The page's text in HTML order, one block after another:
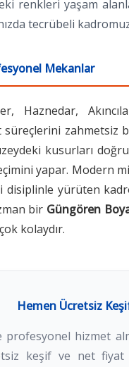
renkleri yaşam
tecrübeli
Mekanlar
Haznedar,
zahmetsiz
kusurları
yapar. Modern
disiplinle yürüten
bir Güngören
kolaydır.
Hemen Ücretsiz
profesyonel hizmet
keşif ve net